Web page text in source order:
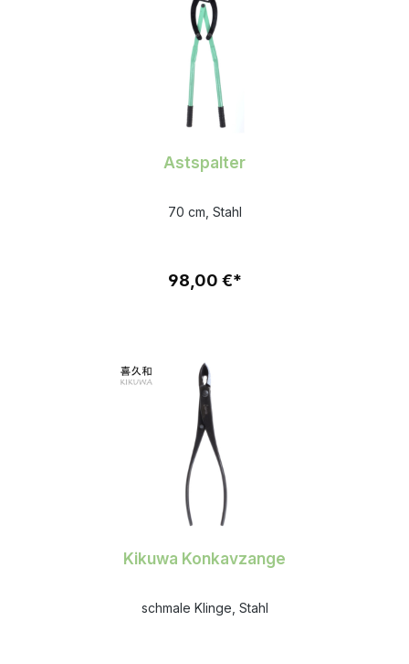
Astspalter
70 cm, Stahl
98,00 €*
Kikuwa Konkavzange
schmale Klinge, Stahl